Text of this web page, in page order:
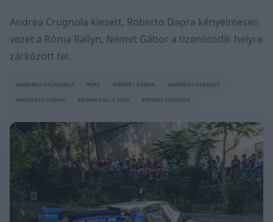
Andrea Crugnola kiesett, Roberto Dapra kényelmesen
vezet a Róma Rallyn, Német Gábor a tizenötödik helyre
zárkózott fel.
#ANDREA CRUGNOLA #ERC #NÉMET GÁBOR
#NÉMETH GERGELY
#ROBERTO DAPRA
#RÓMA RALLY 2026 #TEEMU SUNINEN